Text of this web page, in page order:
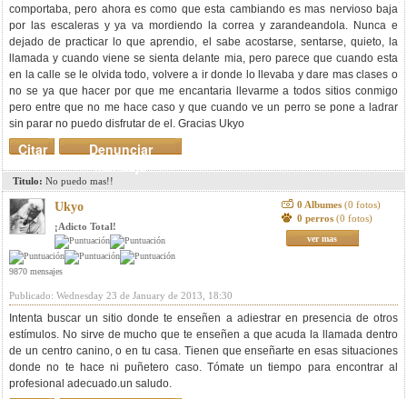
comportaba, pero ahora es como que esta cambiando es mas nervioso baja
por las escaleras y ya va mordiendo la correa y zarandeandola. Nunca e
dejado de practicar lo que aprendio, el sabe acostarse, sentarse, quieto, la
llamada y cuando viene se sienta delante mia, pero parece que cuando esta
en la calle se le olvida todo, volvere a ir donde lo llevaba y dare mas clases o
no se ya que hacer por que me encantaria llevarme a todos sitios conmigo
pero entre que no me hace caso y que cuando ve un perro se pone a ladrar
sin parar no puedo disfrutar de el. Gracias Ukyo
Denunciar
mensaje
Citar
Titulo: No puedo mas!!
Ukyo
¡Adicto Total!
9870 mensajes
0 Albumes (0 fotos)
0 perros (0 fotos)
ver mas
Publicado: Wednesday 23 de January de 2013, 18:30
Intenta buscar un sitio donde te enseñen a adiestrar en presencia de otros
estímulos. No sirve de mucho que te enseñen a que acuda la llamada dentro
de un centro canino, o en tu casa. Tienen que enseñarte en esas situaciones
donde no te hace ni puñetero caso. Tómate un tiempo para encontrar al
profesional adecuado.un saludo.